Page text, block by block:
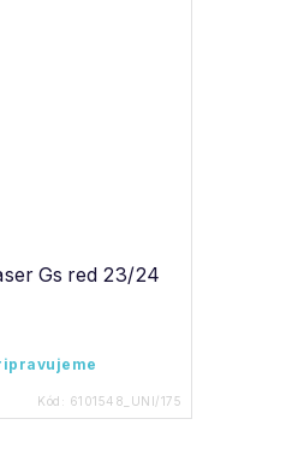
Gs red 23/24
Kód: 6101548_UNI/175